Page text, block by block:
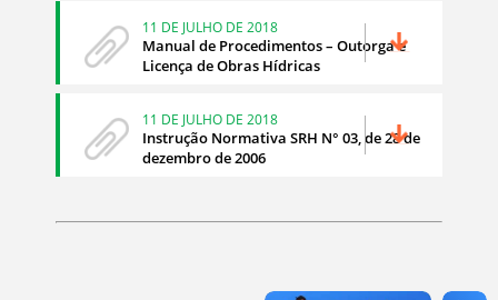
11 DE JULHO DE 2018
Manual de Procedimentos – Outorga e
Licença de Obras Hídricas
11 DE JULHO DE 2018
Instrução Normativa SRH N° 03, de 28 de
dezembro de 2006